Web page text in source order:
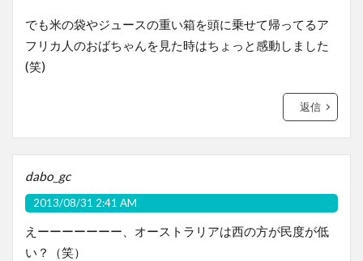
でも米の袋やジュースの重い箱を頭に乗せて帰ってるア
フリカ人のおばちゃんを見た時はちょっと感動しました
(笑)
返信
dabo_gc
2013/08/31 2:41 AM
えーーーーーーー、オーストラリアは西の方が民度が低
い？（笑）